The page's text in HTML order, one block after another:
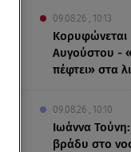
09.08.26 , 10:13
Κορυφώνεται
Αυγούστου -
πέφτει» στα
09.08.26 , 10:10
Ιωάννα
βράδυ στο